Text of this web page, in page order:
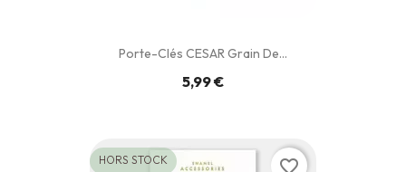
Porte-Clés CESAR Grain De...
5,99 €
HORS STOCK favorite_border